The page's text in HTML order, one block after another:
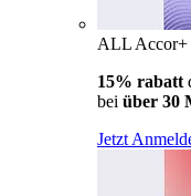
ALL Accor+
15% rabatt
bei über 30
Jetzt